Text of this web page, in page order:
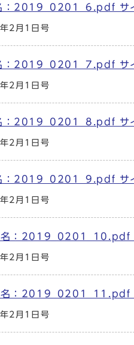
：2019_0201_6.pdf
2月1日号
：2019_0201_7.pdf サ
2月1日号
：2019_0201_8.pdf サ
2月1日号
：2019_0201_9.pdf サ
2月1日号
名：2019_0201_10.pdf
2月1日号
名：2019_0201_11.pdf
2月1日号